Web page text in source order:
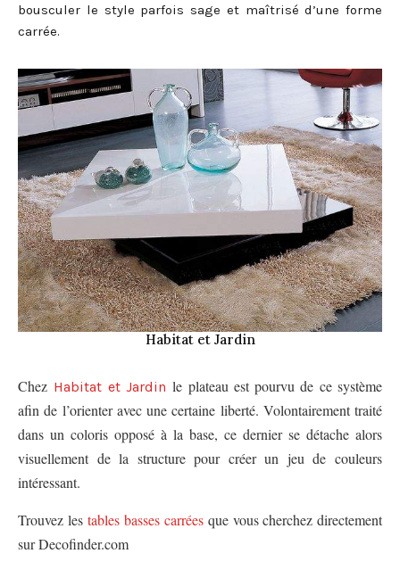
bousculer le style parfois sage et maîtrisé d’une forme
carrée.
Habitat et Jardin
Chez Habitat et Jardin le plateau est pourvu de ce système
afin de l’orienter avec une certaine liberté. Volontairement traité
dans un coloris opposé à la base, ce dernier se détache alors
visuellement de la structure pour créer un jeu de couleurs
intéressant.
Trouvez lestables basses carréesque vous cherchez directement
sur Decofinder.com